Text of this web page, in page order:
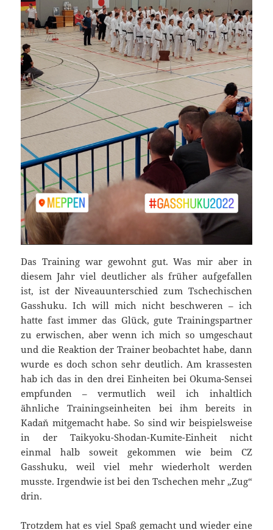
Das Training war gewohnt gut. Was mir aber in
diesem Jahr viel deutlicher als früher aufgefallen
ist, ist der Niveauunterschied zum Tschechischen
Gasshuku. Ich will mich nicht beschweren – ich
hatte fast immer das Glück, gute Trainingspartner
zu erwischen, aber wenn ich mich so umgeschaut
und die Reaktion der Trainer beobachtet habe, dann
wurde es doch schon sehr deutlich. Am krassesten
hab ich das in den drei Einheiten bei Okuma-Sensei
empfunden – vermutlich weil ich inhaltlich
ähnliche Trainingseinheiten bei ihm bereits in
Kadaň mitgemacht habe. So sind wir beispielsweise
in der Taikyoku-Shodan-Kumite-Einheit nicht
einmal halb soweit gekommen wie beim CZ
Gasshuku, weil viel mehr wiederholt werden
musste. Irgendwie ist bei den Tschechen mehr „Zug“
drin.
Trotzdem hat es viel Spaß gemacht und wieder eine